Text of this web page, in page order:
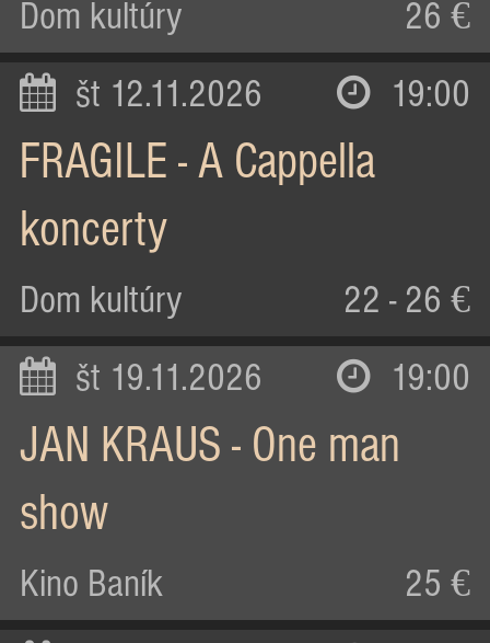
Dom kultúry 26 €
št 12.11.2026 19:00
FRAGILE - A Cappella
koncerty
Dom kultúry 22 - 26 €
št 19.11.2026 19:00
JAN KRAUS - One man
show
Kino Baník 25 €